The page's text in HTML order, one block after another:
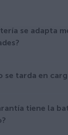
se adapta
se tarda en
tiene la